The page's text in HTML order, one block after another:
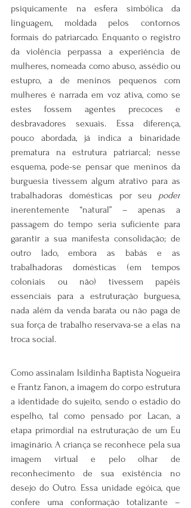
psiquicamente na esfera simbólica da
linguagem, moldada pelos contornos
formais do patriarcado. Enquanto o registro
da violência perpassa a experiência de
mulheres, nomeada como abuso, assédio ou
estupro, a de meninos pequenos com
mulheres é narrada em voz ativa, como se
estes fossem agentes precoces e
desbravadores sexuais. Essa diferença,
pouco abordada, já indica a binaridade
prematura na estrutura patriarcal; nesse
esquema, pode-se pensar que meninos da
burguesia tivessem algum atrativo para as
trabalhadoras domésticas por seu poder
inerentemente “natural” – apenas a
passagem do tempo seria suficiente para
garantir a sua manifesta consolidação; de
outro lado, embora as babás e as
trabalhadoras domésticas (em tempos
coloniais ou não) tivessem papéis
essenciais para a estruturação burguesa,
nada além da venda barata ou não paga de
sua força de trabalho reservava-se a elas na
troca social.
Como assinalam Isildinha Baptista Nogueira
e Frantz Fanon, a imagem do corpo estrutura
a identidade do sujeito, sendo o estádio do
espelho, tal como pensado por Lacan, a
etapa primordial na estruturação de um Eu
imaginário. A criança se reconhece pela sua
imagem virtual e pelo olhar de
reconhecimento de sua existência no
desejo do Outro. Essa unidade egóica, que
confere uma conformação totalizante –